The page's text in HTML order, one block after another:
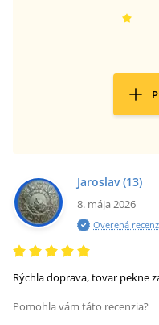
Jaroslav (13)
8. mája 2026
Overená
Rýchla doprava, tovar pekne
Pomohla vám táto recenzia?